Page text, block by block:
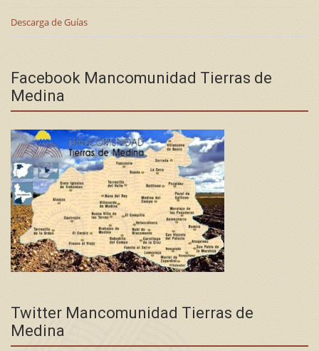
Descarga de Guías
Facebook Mancomunidad Tierras de
Medina
Twitter Mancomunidad Tierras de
Medina